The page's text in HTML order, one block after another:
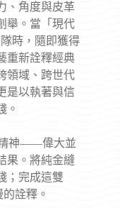
、角度與皮革
舉。當「現代
時，隨即獲得
重新詮釋經典
領域、跨世代
是以執著與信
。
精神——偉大並
果。將純金縫
；完成這雙
詮釋。